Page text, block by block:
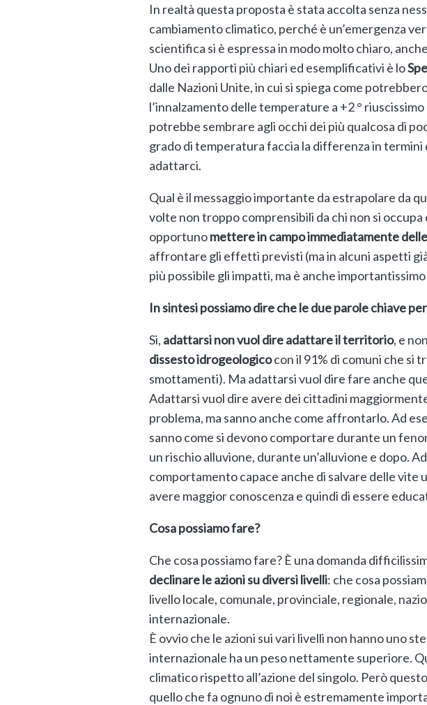
In realtà questa proposta è stata accolta senza
cambiamento climatico, perché è un’emergenza
scientifica si è espressa in modo molto chiaro,
Uno dei rapporti più chiari ed esemplificativi è lo
dalle Nazioni Unite, in cui si spiega come
l’innalzamento delle temperature a +2 °
potrebbe sembrare agli occhi dei più qualcosa di
grado di temperatura faccia la differenza in
adattarci.
Qual è il messaggio importante da estrapolare da
volte non troppo comprensibili da chi non si
opportunomettere in campo immediatamente
affrontare gli effetti previsti (ma in alcuni aspetti
più possibile gli impatti, ma è anche importantissimo
In sintesi possiamo dire che le due parole chiave
Si, adattarsi non vuol dire adattare il territorio, e
dissesto idrogeologicocon il 91% di comuni che si
smottamenti). Ma adattarsi vuol dire fare anche
Adattarsi vuol dire avere dei cittadini
problema, ma sanno anche come affrontarlo. Ad
sanno come si devono comportare durante un
un rischio alluvione, durante un’alluvione e dopo.
comportamento capace anche di salvare delle vite
avere maggior conoscenza e quindi di essere
Cosa possiamo fare?
Che cosa possiamo fare? È una domanda
declinare le azioni su diversi livelli: che cosa
livello locale, comunale, provinciale, regionale,
internazionale.
È ovvio che le azioni sui vari livelli non hanno uno
internazionale ha un peso nettamente superiore.
climatico rispetto all’azione del singolo. Però
quello che fa ognuno di noi è estremamente